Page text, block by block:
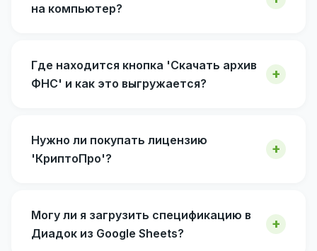
на компьютер?
Где находится кнопка 'Скачать архив
ФНС' и как это выгружается?
Нужно ли покупать лицензию
'КриптоПро'?
Могу ли я загрузить спецификацию в
Диадок из Google Sheets?